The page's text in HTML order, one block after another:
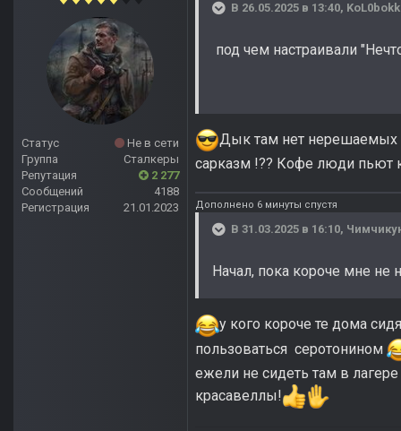
Статус
Не в сети
Группа
Сталкеры
Репутация
2 277
Сообщений
4188
Регистрация
21.01.2023
В 26.05.2025 в 13:40, KoL0bokk
под чем настраивали
Дык там нет нерешаемых
сарказм !?? Кофе люди пьют
Дополнено 6 минуты спустя
В 31.03.2025 в 16:10,
Начал, пока короче мне не
у кого короче те дома
пользоваться серотонином
ежели не сидеть там в
красавеллы!